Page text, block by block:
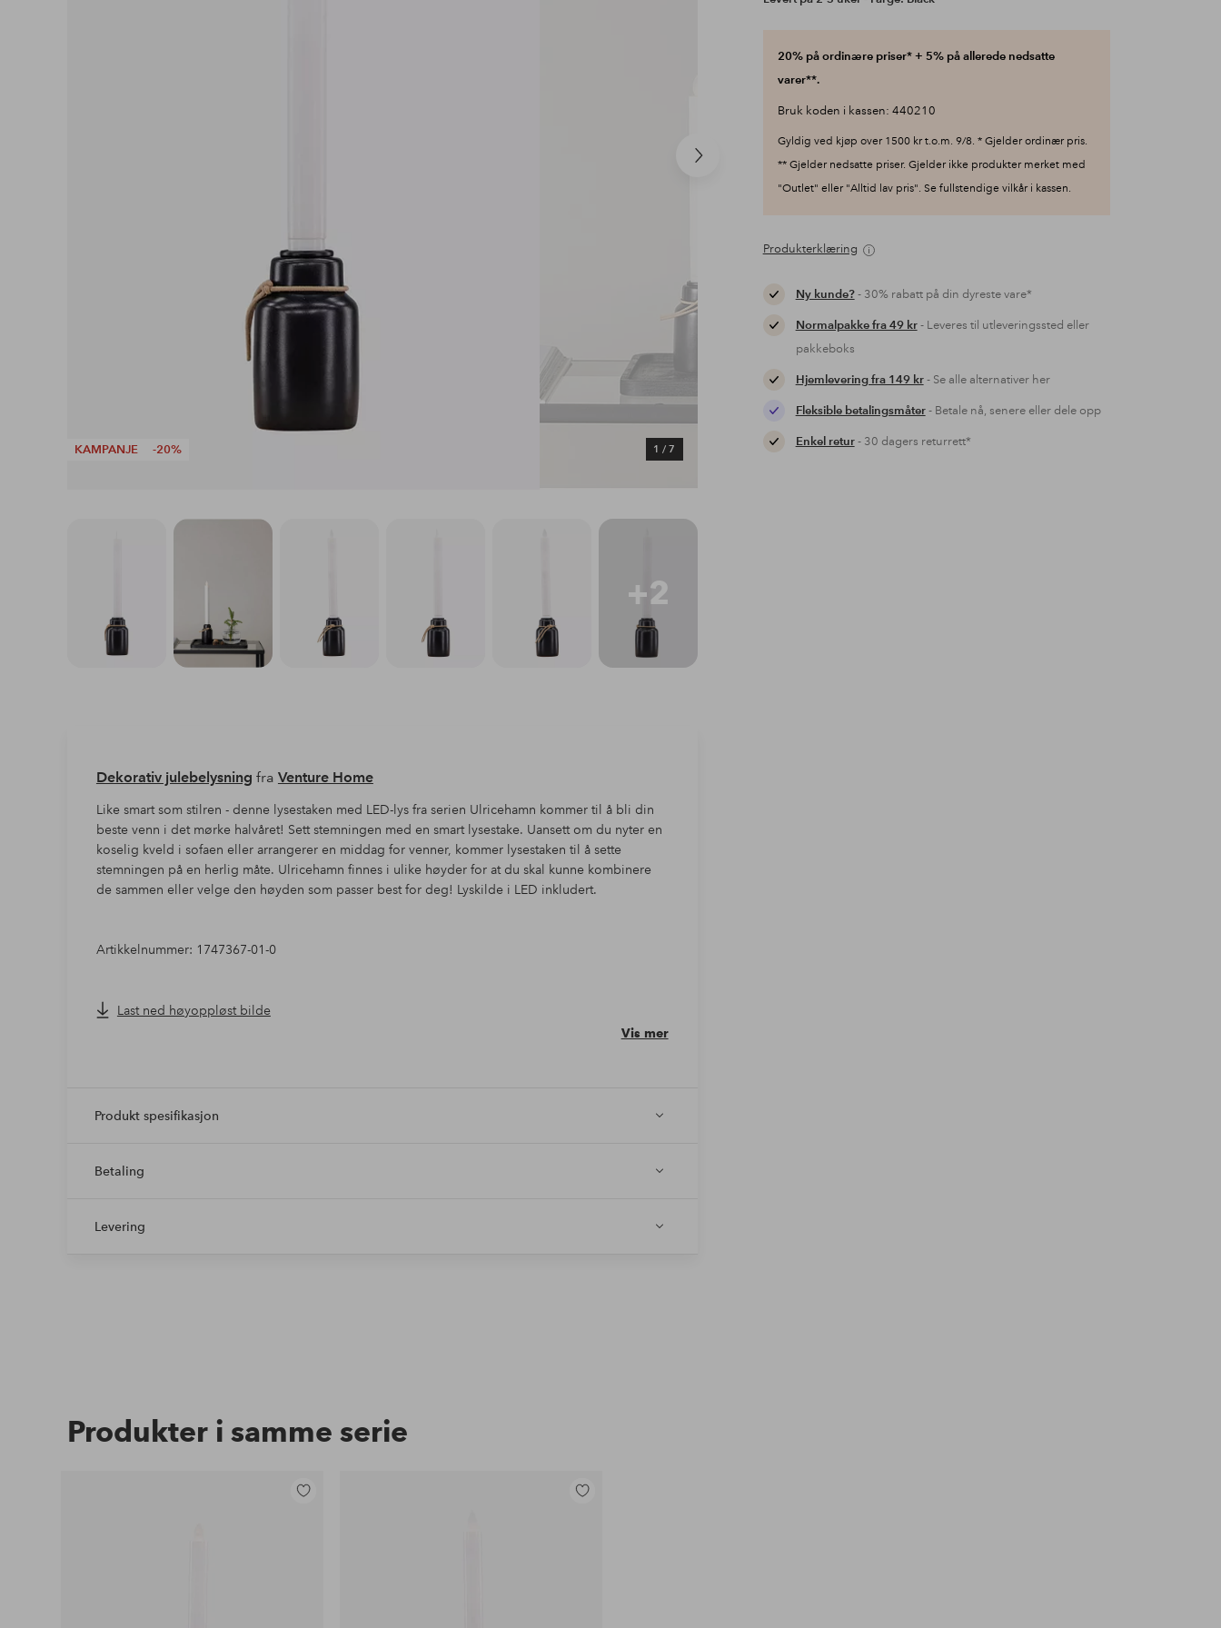
Neste
KAMPANJE -20% 1 / 7
20% på ordinære priser* + 5% på allerede nedsatte
varer**.
Bruk koden i kassen: 440210
Gyldig ved kjøp over 1500 kr t.o.m. 9/8. * Gjelder ordinær pris.
** Gjelder nedsatte priser. Gjelder ikke produkter merket med
"Outlet" eller "Alltid lav pris". Se fullstendige vilkår i kassen.
Produkterklæring
Ny kunde?- 30% rabatt på din dyreste vare*
Normalpakke fra 49 kr- Leveres til utleveringssted eller
pakkeboks
Hjemlevering fra 149 kr- Se alle alternativer her
Fleksible betalingsmåter- Betale nå, senere eller dele opp
Enkel retur- 30 dagers returrett*
+2
Dekorativ julebelysning fra Venture Home
Like smart som stilren - denne lysestaken med LED-lys fra serien Ulricehamn kommer til å bli din
beste venn i det mørke halvåret! Sett stemningen med en smart lysestake. Uansett om du nyter en
koselig kveld i sofaen eller arrangerer en middag for venner, kommer lysestaken til å sette
stemningen på en herlig måte. Ulricehamn finnes i ulike høyder for at du skal kunne kombinere
de sammen eller velge den høyden som passer best for deg! Lyskilde i LED inkludert.
Artikkelnummer: 1747367-01-0
Last ned høyoppløst bilde
Vis mer
Produkt spesifikasjon
Betaling
Levering
Produkter i samme serie